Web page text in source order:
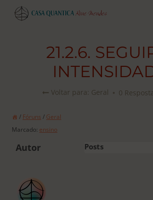
Pular
para
21.2.6.
Voltar para: Geral 0
/ Fóruns / Geral
Marcado: ensino
Autor Posts